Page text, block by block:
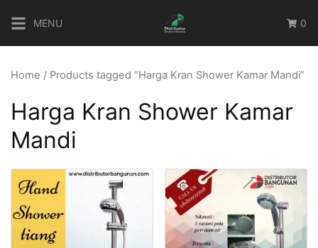
content
MENU 0
Home / Products tagged “Harga Kran Shower Kamar Mandi”
Harga Kran Shower Kamar
Mandi